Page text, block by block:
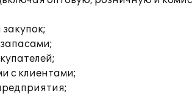
с клиентами;